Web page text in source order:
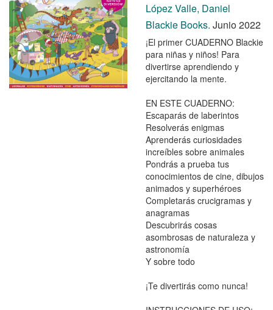
López Valle, Daniel
Blackie Books. Junio 2022
¡El primer CUADERNO Blackie
para niñas y niños! Para
divertirse aprendiendo y
ejercitando la mente.
EN ESTE CUADERNO:
Escaparás de laberintos
Resolverás enigmas
Aprenderás curiosidades
increíbles sobre animales
Pondrás a prueba tus
conocimientos de cine, dibujos
animados y superhéroes
Completarás crucigramas y
anagramas
Descubrirás cosas
asombrosas de naturaleza y
astronomía
Y sobre todo
¡Te divertirás como nunca!